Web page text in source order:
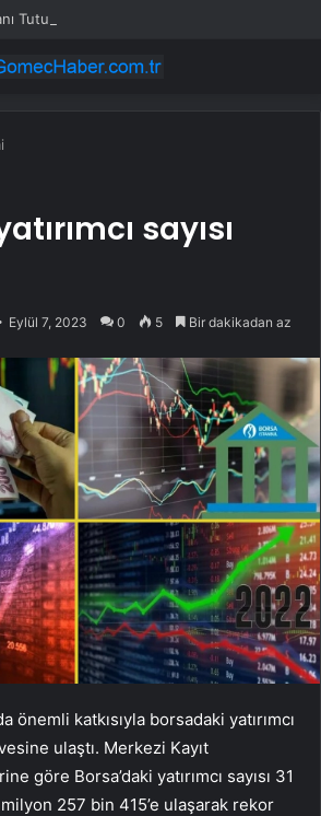
Tutuklandı
sayısı
Eylül 7, 2023 0 5 Bir dakikadan az
önemli katkısıyla borsadaki yatırımcı
ulaştı. Merkezi Kayıt
göre Borsa’daki yatırımcı sayısı 31
257 bin 415’e ulaşarak rekor